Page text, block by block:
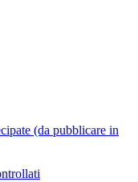
(da pubblicare in